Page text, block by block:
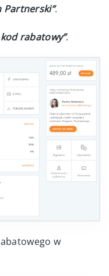
Partnerski”.
rabatowy”.
w